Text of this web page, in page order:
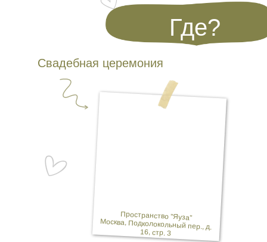
Пространство "Яуза"
Москва, Подколокольный пер., д.
16, стр. 3
Свадебная церемония
Где?